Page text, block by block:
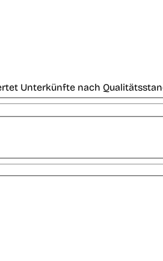
Unterkünfte nach